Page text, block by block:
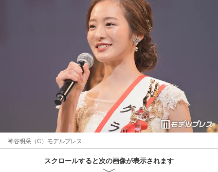
神谷明采（C）モデルプレス
スクロールすると次の画像が表示されます